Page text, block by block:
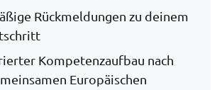
Rückmeldungen zu deinem
Kompetenzaufbau nach
Europäischen